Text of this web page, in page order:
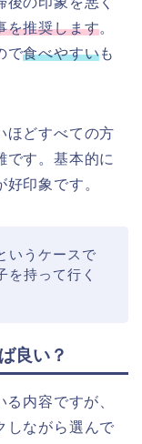
を推奨します。
で食べやすいも
ほどすべての方
です。基本的に
好印象です。
いうケースで
を持って行く
良い？
内容ですが、
しながら選んで